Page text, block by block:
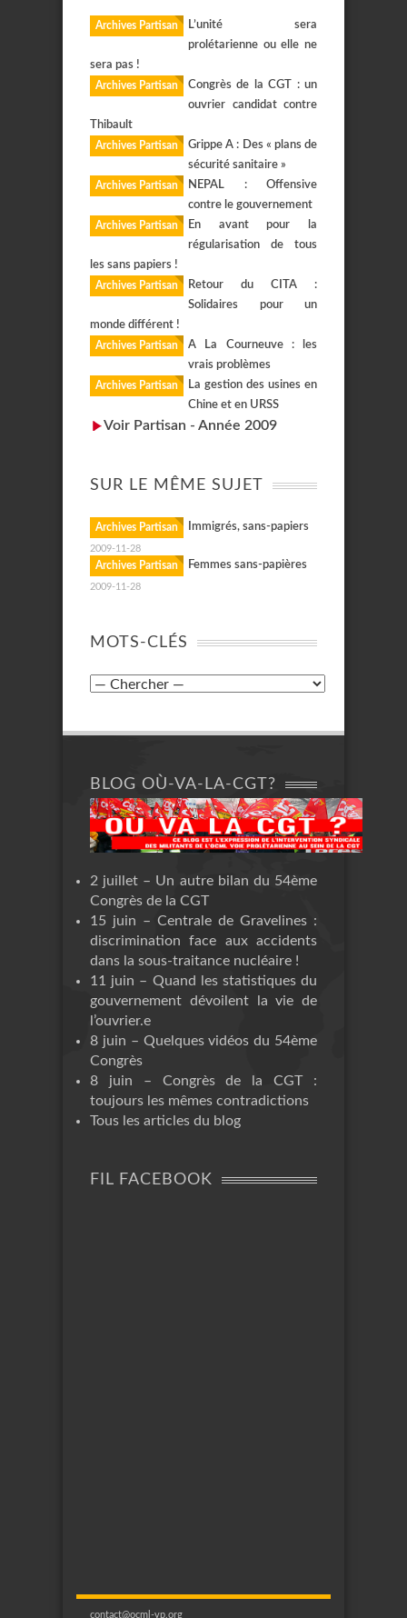
Archives Partisan
L’unité sera
prolétarienne ou elle ne
sera pas !
Archives Partisan
Congrès de la CGT : un
ouvrier candidat contre
Thibault
Archives Partisan
Grippe A : Des « plans de
sécurité sanitaire »
Archives Partisan
NEPAL : Offensive
contre le gouvernement
Archives Partisan
En avant pour la
régularisation de tous
les sans papiers !
Archives Partisan
Retour du CITA :
Solidaires pour un
monde différent !
Archives Partisan
A La Courneuve : les
vrais problèmes
Archives Partisan
La gestion des usines en
Chine et en URSS
Voir Partisan - Année 2009
SUR LE MÊME SUJET
Archives Partisan Immigrés, sans-papiers
2009-11-28
Archives Partisan Femmes sans-papières
2009-11-28
MOTS-CLÉS
BLOG OÙ-VA-LA-CGT?
2 juillet – Un autre bilan du 54ème
Congrès de la CGT
15 juin – Centrale de Gravelines :
discrimination face aux accidents
dans la sous-traitance nucléaire !
11 juin – Quand les statistiques du
gouvernement dévoilent la vie de
l’ouvrier.e
8 juin – Quelques vidéos du 54ème
Congrès
8 juin – Congrès de la CGT :
toujours les mêmes contradictions
Tous les articles du blog
FIL FACEBOOK
contact@ocml-vp.org